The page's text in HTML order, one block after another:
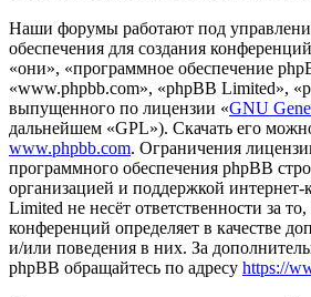
Наши форумы работают под
обеспечения для создания
«они», «программное обеспечение
«www.phpbb.com», «phpBB Limited»,
выпущенного по лицензии «GNU
дальнейшем «GPL»). Скачать его
www.phpbb.com. Ограничения
программного обеспечения phpBB
организацией и поддержкой
Limited не несёт ответственности за
конференций определяет в качестве
и/или поведения в них. За
phpBB обращайтесь по адресу https://